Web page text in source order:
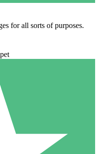
for all sorts of purposes.